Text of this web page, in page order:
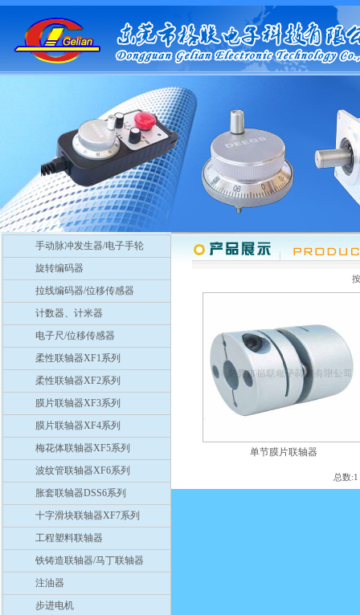
手动脉冲发生器/电子手轮
旋转编码器
拉线编码器/位移传感器
计数器、计米器
电子尺/位移传感器
柔性联轴器XF1系列
柔性联轴器XF2系列
膜片联轴器XF3系列
膜片联轴器XF4系列
梅花体联轴器XF5系列
波纹管联轴器XF6系列
胀套联轴器DSS6系列
十字滑块联轴器XF7系列
工程塑料联轴器
铁铸造联轴器/马丁联轴器
注油器
步进电机
单节膜片联轴器
总数